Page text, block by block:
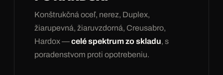
Konštrukčná oceľ, nerez, Duplex,
žiarupevná, žiaruvzdorná, Creusabro,
Hardox —celé spektrum zo skladu, s
poradenstvom proti opotrebeniu.